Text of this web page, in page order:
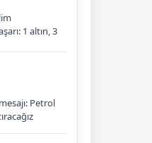
1 altın, 3
Petrol